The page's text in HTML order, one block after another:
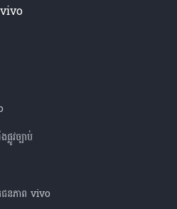
វច្បាប់
នភាព vivo